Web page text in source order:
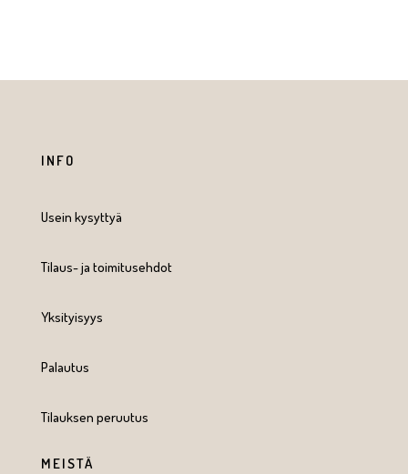
INFO
Usein kysyttyä
Tilaus- ja toimitusehdot
Yksityisyys
Palautus
Tilauksen peruutus
MEISTÄ